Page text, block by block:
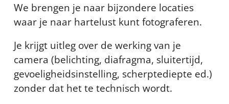
We brengen je naar bijzondere locaties
waar je naar hartelust kunt fotograferen.
Je krijgt uitleg over de werking van je
camera (belichting, diafragma, sluitertijd,
gevoeligheidsinstelling, scherptediepte ed.)
zonder dat het te technisch wordt.